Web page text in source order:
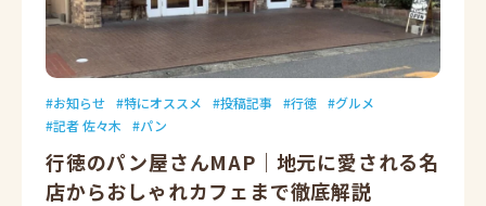
お知らせ 特にオススメ 投稿記事 行徳
グルメ
記者 佐々木
パン
行徳のパン屋さんMAP｜地元に愛される名
店からおしゃれカフェまで徹底解説